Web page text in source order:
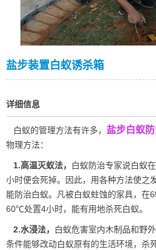
盐步装置白蚁诱杀箱
详细信息
白蚁的管理方法有许多， 盐步白蚁
物理方法：
1.高温灭蚁法，
白蚁防治专家说白蚁
小时便会死掉。因此，用各种方法使之
能防治白蚁。凡被白蚁蛀蚀的家具，
60℃处置4小时，能有用地杀死白蚁。
2.水浸法，
白蚁危害室内木制品和野
条件能够改动白蚁原有的生活环境，杀